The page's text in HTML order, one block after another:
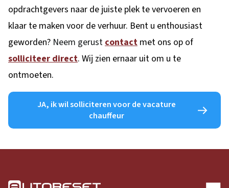
opdrachtgevers naar de juiste plek te vervoeren en
klaar te maken voor de verhuur. Bent u enthousiast
geworden? Neem gerust contact met ons op of
solliciteer direct. Wij zien ernaar uit om u te
ontmoeten.
JA, ik wil solliciteren voor de vacature
chauffeur